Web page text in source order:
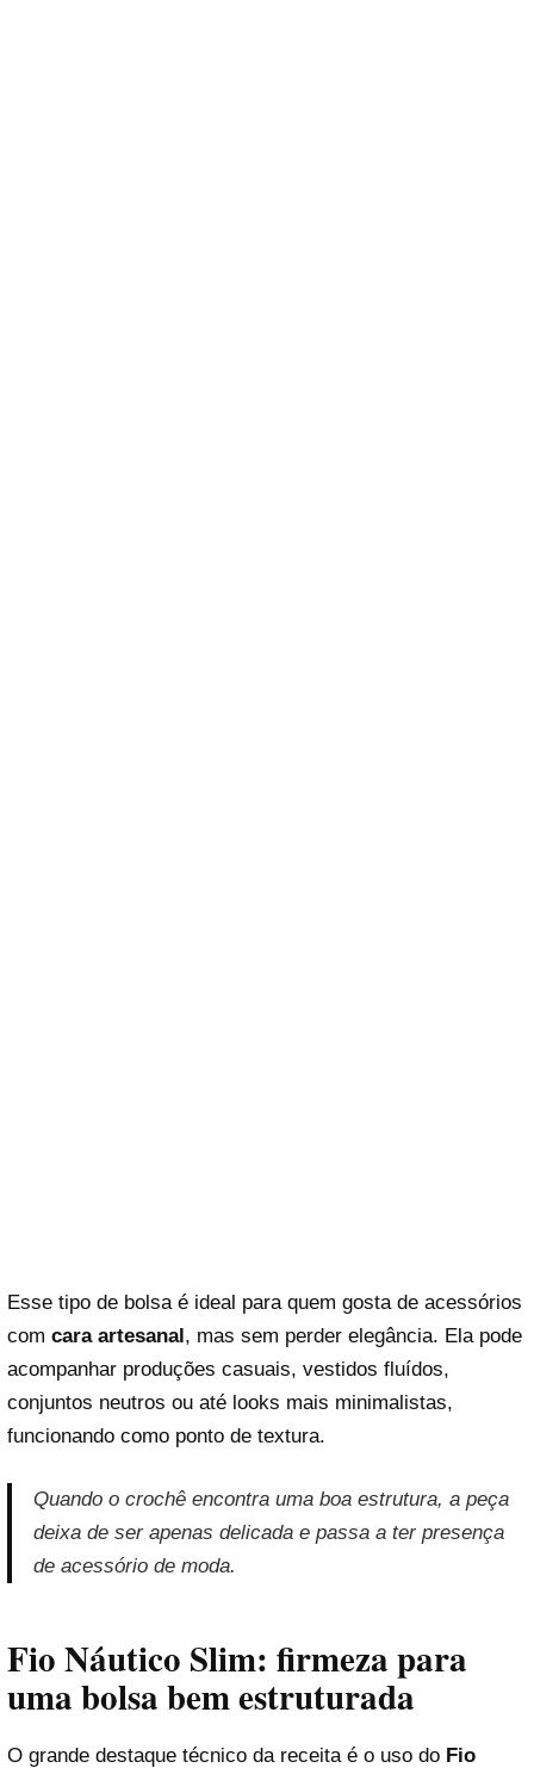
Esse tipo de bolsa é ideal para quem gosta de acessórios
com cara artesanal, mas sem perder elegância. Ela pode
acompanhar produções casuais, vestidos fluídos,
conjuntos neutros ou até looks mais minimalistas,
funcionando como ponto de textura.
Quando o crochê encontra uma boa estrutura, a peça
deixa de ser apenas delicada e passa a ter presença
de acessório de moda.
Fio Náutico Slim: firmeza para
uma bolsa bem estruturada
O grande destaque técnico da receita é o uso do Fio